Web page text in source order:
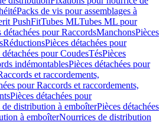
Packs de vis pour assemblages à
PushFitTubes MLTubes ML pour
détachées pour RaccordsManchonsPièces
RéductionsPièces détachées pour
détachées pour CoudesTésPièces
indémontablesPièces détachées pour
et raccordements,
pour Raccords et raccordements,
Pièces détachées pour
distribution à emboîterPièces détachées
à emboîterNourrices de distribution